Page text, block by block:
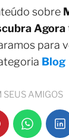
sobre
Agora
para
Blog
AMIGOS